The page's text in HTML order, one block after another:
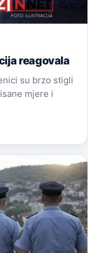
reagovala
su brzo stigli
mjere i